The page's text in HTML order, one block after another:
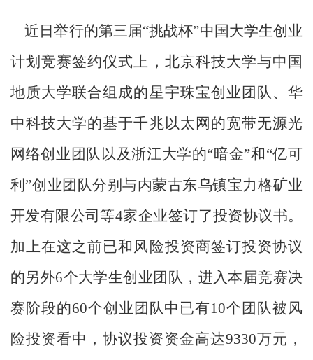
近日举行的第三届“挑战杯”中国大学生创业
计划竞赛签约仪式上，北京科技大学与中国
地质大学联合组成的星宇珠宝创业团队、华
中科技大学的基于千兆以太网的宽带无源光
网络创业团队以及浙江大学的“暗金”和“亿可
利”创业团队分别与内蒙古东乌镇宝力格矿业
开发有限公司等4家企业签订了投资协议书。
加上在这之前已和风险投资商签订投资协议
的另外6个大学生创业团队，进入本届竞赛决
赛阶段的60个创业团队中已有10个团队被风
险投资看中，协议投资资金高达9330万元，